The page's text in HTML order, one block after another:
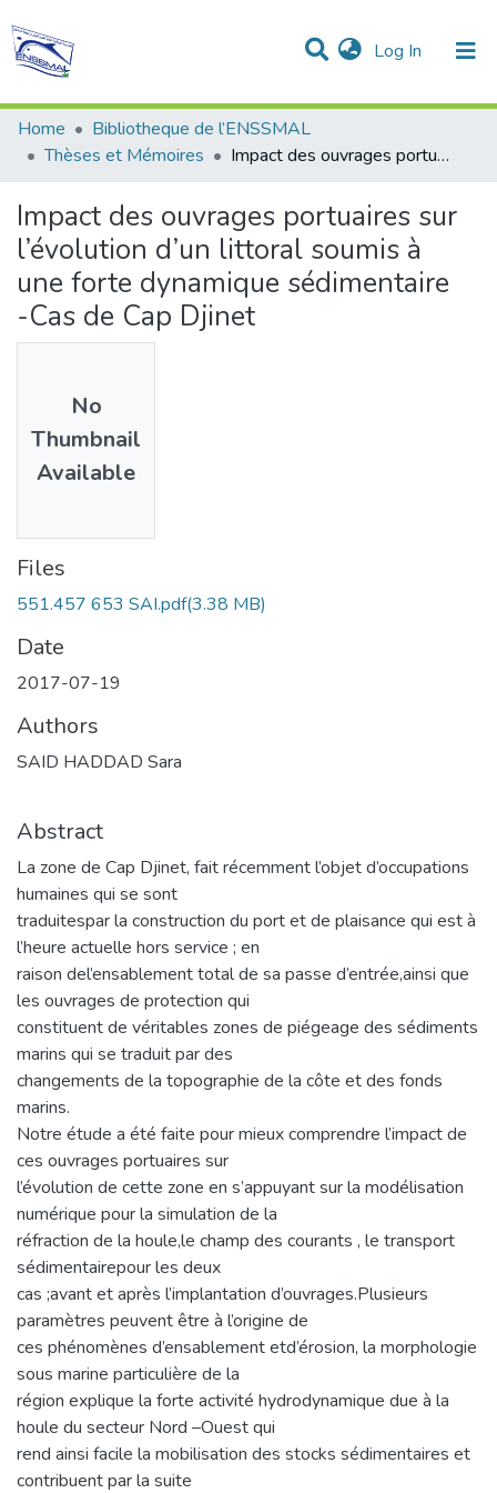
Log In (current)
Communities & Collections
Statistics
All of DSpace
Home
Bibliotheque de l’ENSSMAL
Thèses et Mémoires
Impact des ouvrages portuaires sur l’évolution d’un littoral soumis à une forte dynamique sédimentaire -Cas de Cap Djinet
Impact des ouvrages portuaires sur
l’évolution d’un littoral soumis à
une forte dynamique sédimentaire
-Cas de Cap Djinet
No
Thumbnail
Available
Files
551.457 653 SAI.pdf(3.38 MB)
Date
2017-07-19
Authors
SAID HADDAD Sara
Abstract
La zone de Cap Djinet, fait récemment l’objet d’occupations
humaines qui se sont
traduitespar la construction du port et de plaisance qui est à
l’heure actuelle hors service ; en
raison del’ensablement total de sa passe d’entrée,ainsi que
les ouvrages de protection qui
constituent de véritables zones de piégeage des sédiments
marins qui se traduit par des
changements de la topographie de la côte et des fonds
marins.
Notre étude a été faite pour mieux comprendre l’impact de
ces ouvrages portuaires sur
l’évolution de cette zone en s’appuyant sur la modélisation
numérique pour la simulation de la
réfraction de la houle,le champ des courants , le transport
sédimentairepour les deux
cas ;avant et après l’implantation d’ouvrages.Plusieurs
paramètres peuvent être à l’origine de
ces phénomènes d’ensablement etd’érosion, la morphologie
sous marine particulière de la
région explique la forte activité hydrodynamique due à la
houle du secteur Nord –Ouest qui
rend ainsi facile la mobilisation des stocks sédimentaires et
contribuent par la suite